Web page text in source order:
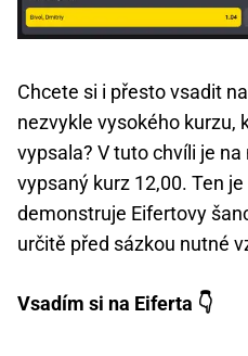
Chcete si i přesto vsadit
nezvykle vysokého kurzu,
vypsala? V tuto chvíli je
vypsaný kurz 12,00. Ten
demonstruje Eifertovy
určitě před sázkou nutné
Vsadím si na Eiferta 👇